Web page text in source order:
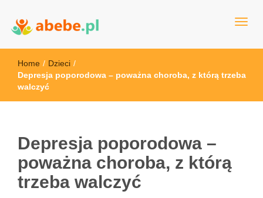
Abebe
Home / Dzieci /
Depresja poporodowa – poważna choroba, z którą trzeba
walczyć
Depresja poporodowa –
poważna choroba, z którą
trzeba walczyć